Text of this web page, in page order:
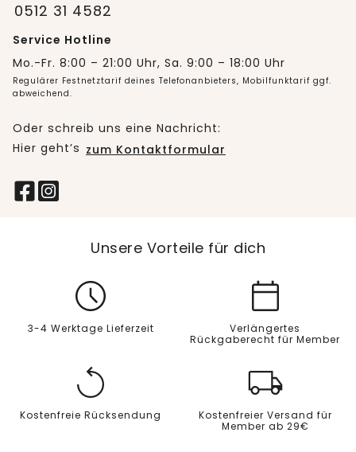
0512 31 4582
Service Hotline
Mo.-Fr. 8:00 – 21:00 Uhr, Sa. 9:00 – 18:00 Uhr
Regulärer Festnetztarif deines Telefonanbieters, Mobilfunktarif ggf.
abweichend.
Oder schreib uns eine Nachricht:
Hier geht’s zum Kontaktformular
Unsere Vorteile für dich
3-4 Werktage Lieferzeit
Verlängertes
Rückgaberecht für Member
Kostenfreie Rücksendung
Kostenfreier Versand für
Member ab 29€